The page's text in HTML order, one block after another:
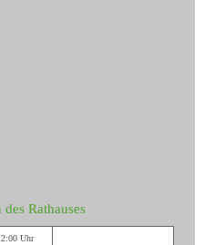
Rathauses
Uhr